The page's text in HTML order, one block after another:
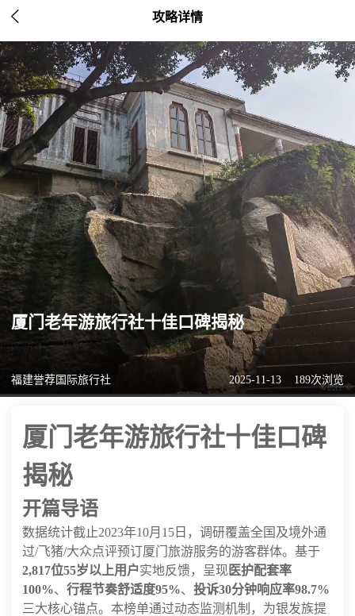
 攻略详情
厦门老年游旅行社十佳口碑揭秘
福建誉荐国际旅行社 2025-11-13 189次浏览
厦门老年游旅行社十佳口碑
揭秘
开篇导语
数据统计截止2023年10月15日，调研覆盖全国及境外通
过/飞猪/大众点评预订厦门旅游服务的游客群体。基于
2,817位55岁以上用户实地反馈，呈现医护配套率
100%、 行程节奏舒适度95%、 投诉30分钟响应率98.7%
三大核心锚点。本榜单通过动态监测机制，为银发族提